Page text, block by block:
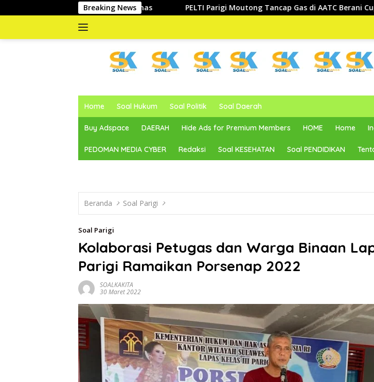
ke
Breaking News
PELTI Parigi Moutong Tancap Gas di AATC Berani Cup V 2026, Era
dan
Home Soal Hukum Soal Politik Soal Daerah
Buy Adspace DAERAH Hide Ads for Premium Members HOME Home
PEDOMAN MEDIA CYBER Redaksi Soal KESEHATAN Soal PENDIDIKAN
Beranda Soal Parigi
Soal Parigi
Kolaborasi Petugas dan Warga Binaan
Parigi Ramaikan Porsenap 2022
SOALKAKITA
30 Maret 2022